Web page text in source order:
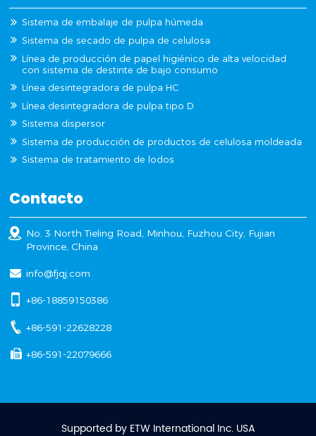
Sistema de embalaje de pulpa húmeda
Sistema de secado de pulpa de celulosa
Línea de producción de papel higiénico de alta velocidad
con sistema de destinte de bajo consumo
Línea desintegradora de pulpa HC
Línea desintegradora de pulpa tipo D
Sistema dispersor
Sistema de producción de productos de celulosa moldeada
Sistema de tratamiento de lodos
Contacto
No. 3 North Tieling Road, Minhou, Fuzhou City, Fujian
Province, China
info@fjqj.com
+86-18859150386
+86-591-22628228
+86-591-22079666
Supported by ETW International Inc. USA